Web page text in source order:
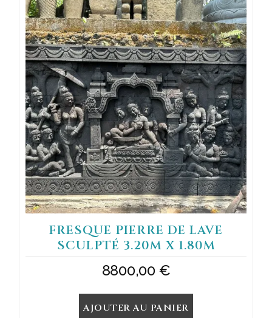
FRESQUE PIERRE DE LAVE
SCULPTÉ 3.20M X 1.80M
8800,00 €
AJOUTER AU PANIER